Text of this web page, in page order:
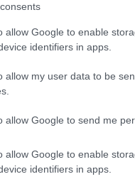
allow Google to enable
identifiers in apps.
allow my user data to be
allow Google to send me
allow Google to enable
identifiers in apps.
a
miszerint a
előtt.
csökkentheti az
szerint a netezők